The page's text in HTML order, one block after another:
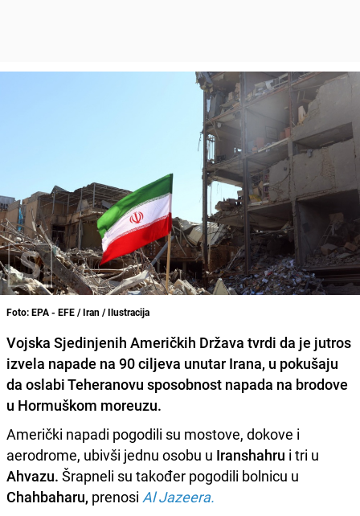
Foto: EPA - EFE / Iran / Ilustracija
Vojska Sjedinjenih Američkih Država tvrdi da je jutros
izvela napade na 90 ciljeva unutar Irana, u pokušaju
da oslabi Teheranovu sposobnost napada na brodove
u Hormuškom moreuzu.
Američki napadi pogodili su mostove, dokove i
aerodrome, ubivši jednu osobu u Iranshahru i tri u
Ahvazu. Šrapneli su također pogodili bolnicu u
Chahbaharu, prenosi Al Jazeera.